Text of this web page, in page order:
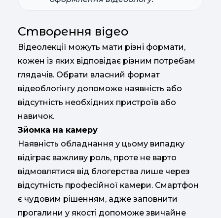
Створення відео
Відеолекції можуть мати різні формати,
кожен із яких відповідає різним потребам
глядачів. Обрати власний формат
відеоблогінгу допоможе наявність або
відсутність необхідних пристроїв або
навичок.
Зйомка на камеру
Наявність обладнання у цьому випадку
відіграє важливу роль, проте не варто
відмовлятися від блогерства лише через
відсутність професійної камери. Смартфон
є чудовим рішенням, адже заповнити
прогалини у якості допоможе звичайне